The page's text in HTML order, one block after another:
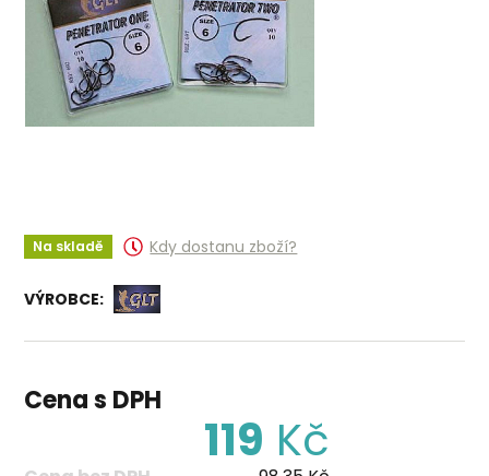
Na skladě Kdy dostanu zboží?
VÝROBCE:
Cena s DPH
119 Kč